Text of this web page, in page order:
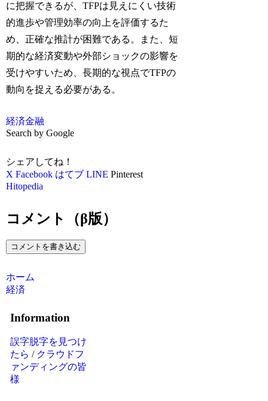
に把握できるが、TFPは見えにくい技術
的進歩や管理効率の向上を評価するた
め、正確な推計が困難である。また、短
期的な経済変動や外部ショックの影響を
受けやすいため、長期的な視点でTFPの
動向を捉える必要がある。
経済金融
Search by Google
シェアしてね！
X Facebook はてブ LINE Pinterest
Hitopedia
コメント（β版）
コメントを書き込む
ホーム
経済
Information
誤字脱字を見つけ
たら / クラウドフ
ァンディングの皆
様